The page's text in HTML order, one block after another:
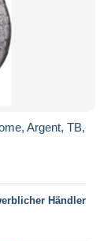
Argent, TB,
Händler